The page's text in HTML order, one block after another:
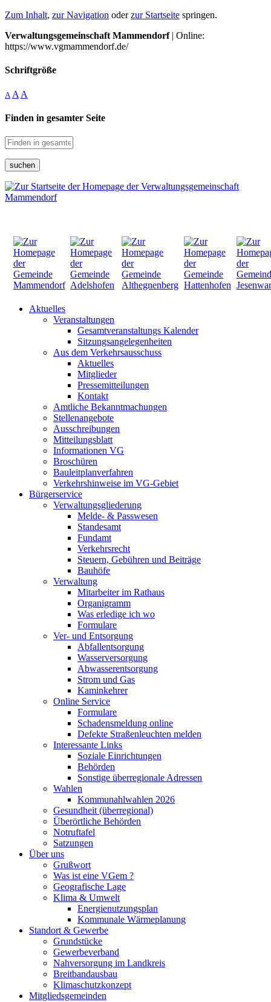
Zum Inhalt, zur Navigation oderzur Startseite springen.
Verwaltungsgemeinschaft Mammendorf| Online:
https://www.vgmammendorf.de/
Schriftgröße
A A A
Finden in gesamter Seite
suchen
Aktuelles
Veranstaltungen
Gesamtveranstaltungs Kalender
Sitzungsangelegenheiten
Aus dem Verkehrsausschuss
Aktuelles
Mitglieder
Pressemitteilungen
Kontakt
Amtliche Bekanntmachungen
Stellenangebote
Ausschreibungen
Mitteilungsblatt
Informationen VG
Broschüren
Bauleitplanverfahren
Verkehrshinweise im VG-Gebiet
Bürgerservice
Verwaltungsgliederung
Melde- & Passwesen
Standesamt
Fundamt
Verkehrsrecht
Steuern, Gebühren und Beiträge
Bauhöfe
Verwaltung
Mitarbeiter im Rathaus
Organigramm
Was erledige ich wo
Formulare
Ver- und Entsorgung
Abfallentsorgung
Wasserversorgung
Abwasserentsorgung
Strom und Gas
Kaminkehrer
Online Service
Formulare
Schadensmeldung online
Defekte Straßenleuchten melden
Interessante Links
Soziale Einrichtungen
Behörden
Sonstige überregionale Adressen
Wahlen
Kommunahlwahlen 2026
Gesundheit (überregional)
Überörtliche Behörden
Notruftafel
Satzungen
Über uns
Grußwort
Was ist eine VGem ?
Geografische Lage
Klima & Umwelt
Energienutzungsplan
Kommunale Wärmeplanung
Standort & Gewerbe
Grundstücke
Gewerbeverband
Nahversorgung im Landkreis
Breitbandausbau
Klimaschutzkonzept
Mitgliedsgemeinden